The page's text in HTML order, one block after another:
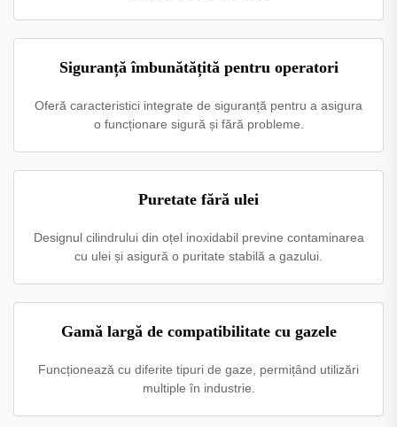
Siguranță îmbunătățită pentru operatori
Oferă caracteristici integrate de siguranță pentru a asigura
o funcționare sigură și fără probleme.
Puretate fără ulei
Designul cilindrului din oțel inoxidabil previne contaminarea
cu ulei și asigură o puritate stabilă a gazului.
Gamă largă de compatibilitate cu gazele
Funcționează cu diferite tipuri de gaze, permițând utilizări
multiple în industrie.